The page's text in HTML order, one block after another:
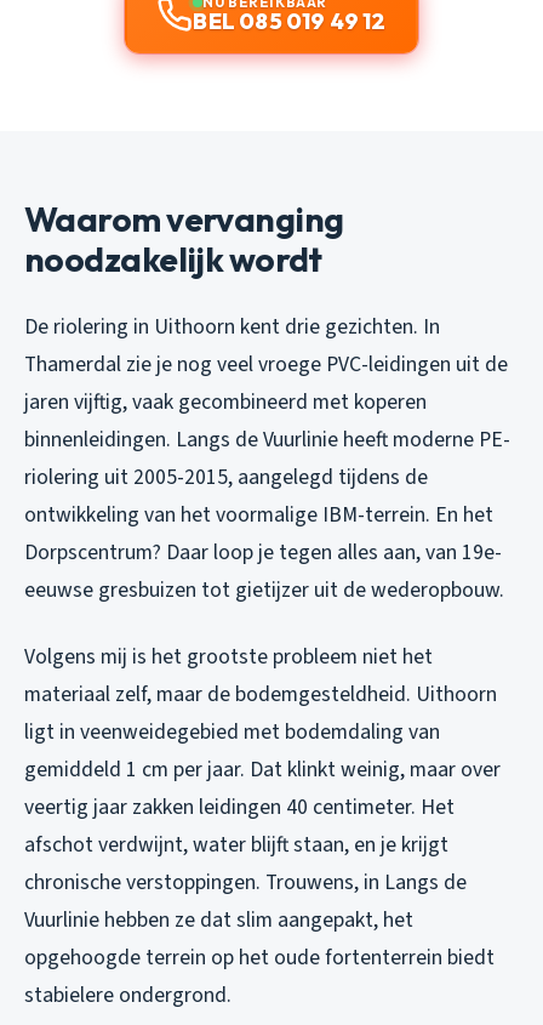
BEL 085 019 49 12
Waarom vervanging
noodzakelijk wordt
De riolering in Uithoorn kent drie gezichten. In
Thamerdal zie je nog veel vroege PVC-leidingen uit de
jaren vijftig, vaak gecombineerd met koperen
binnenleidingen. Langs de Vuurlinie heeft moderne PE-
riolering uit 2005-2015, aangelegd tijdens de
ontwikkeling van het voormalige IBM-terrein. En het
Dorpscentrum? Daar loop je tegen alles aan, van 19e-
eeuwse gresbuizen tot gietijzer uit de wederopbouw.
Volgens mij is het grootste probleem niet het
materiaal zelf, maar de bodemgesteldheid. Uithoorn
ligt in veenweidegebied met bodemdaling van
gemiddeld 1 cm per jaar. Dat klinkt weinig, maar over
veertig jaar zakken leidingen 40 centimeter. Het
afschot verdwijnt, water blijft staan, en je krijgt
chronische verstoppingen. Trouwens, in Langs de
Vuurlinie hebben ze dat slim aangepakt, het
opgehoogde terrein op het oude fortenterrein biedt
stabielere ondergrond.